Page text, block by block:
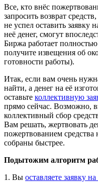
Все, кто внёс
запросить возврат
не успел оставить заявку
неё денег, смогут
Биржа работает
получите извещения об
готовности работы).
Итак, если вам очень
найти, а денег на её
оставьте коллективную
прямо сейчас. Возможно,
коллективный сбор
Вам решать, жертвовать
пожертвованием средства
собраны быстрее.
Подытожим алгоритм
1. Вы оставляете заявку